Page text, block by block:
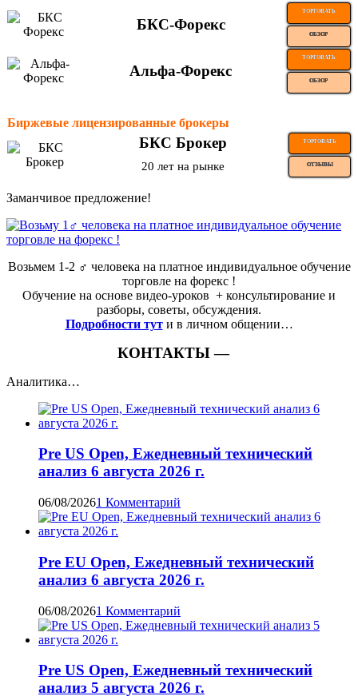
БКС-Форекс
ТОРГОВАТЬ
ОБЗОР
Альфа-Форекс
ТОРГОВАТЬ
ОБЗОР
Биржевые лицензированные брокеры
БКС Брокер ТОРГОВАТЬ
20 лет на рынке ОТЗЫВЫ
Заманчивое предложение!
Возьмем 1-2 ‍♂️ человека на платное индивидуальное обучение
торговле на форекс !
Обучение на основе видео-уроков ️ + консультирование и
разборы, советы, обсуждения.
Подробности тут и в личном общении…
КОНТАКТЫ —
Аналитика…
Pre US Open, Ежедневный технический
анализ 6 августа 2026 г.
06/08/20261 Комментарий
Pre EU Open, Ежедневный технический
анализ 6 августа 2026 г.
06/08/20261 Комментарий
Pre US Open, Ежедневный технический
анализ 5 августа 2026 г.